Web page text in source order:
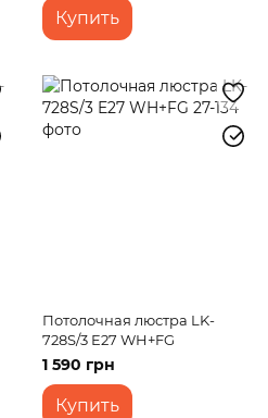
Купить
Потолочная люстра LK-
728S/3 E27 WH+FG
1 590 грн
Купить